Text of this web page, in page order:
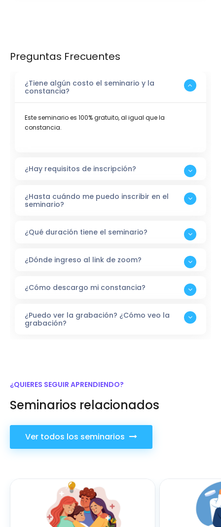
Preguntas Frecuentes
¿Tiene algún costo el seminario y la
constancia?
Este seminario es 100% gratuito, al igual que la
constancia.
¿Hay requisitos de inscripción?
¿Hasta cuándo me puedo inscribir en el
seminario?
¿Qué duración tiene el seminario?
¿Dónde ingreso al link de zoom?
¿Cómo descargo mi constancia?
¿Puedo ver la grabación? ¿Cómo veo la
grabación?
¿QUIERES SEGUIR APRENDIENDO?
Seminarios relacionados
Ver todos los seminarios